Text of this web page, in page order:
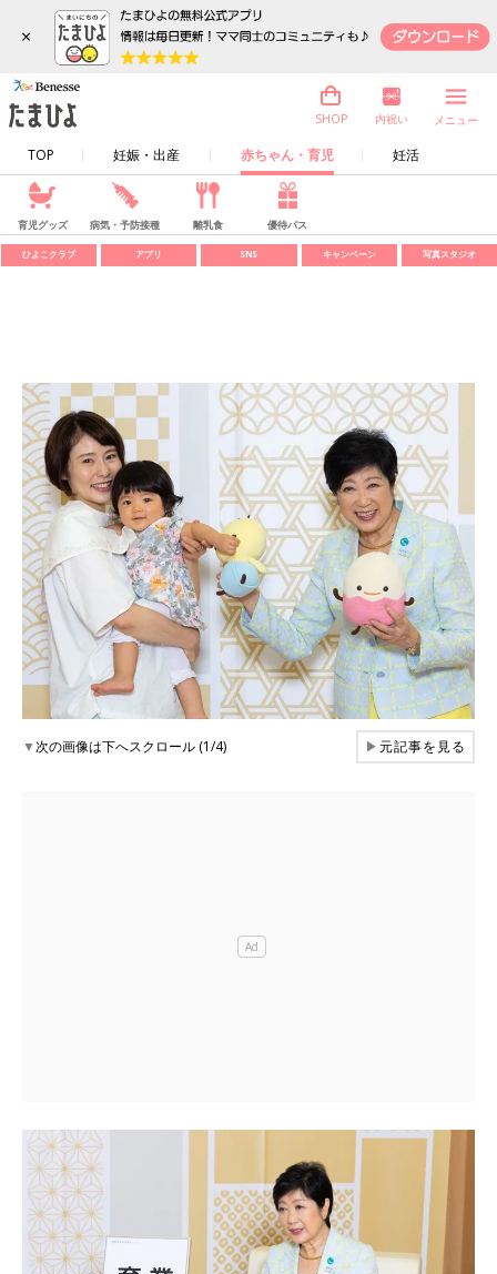
×
TOP 妊娠・出産 赤ちゃん・育児 妊活
SHOP 内祝い メニュー
育児グッズ 病気・予防接種 離乳食 優待パス
ひよこクラブ アプリ SNS キャンペーン 写真スタジオ
▼次の画像は下へスクロール (1/4) ▶元記事を見る